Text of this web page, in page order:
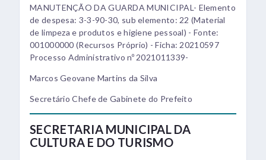
MANUTENÇÃO DA GUARDA MUNICIPAL- Elemento
de despesa: 3-3-90-30, sub elemento: 22 (Material
de limpeza e produtos e higiene pessoal) - Fonte:
001000000 (Recursos Próprio) - Ficha: 20210597
Processo Administrativo nº 2021011339-
Marcos Geovane Martins da Silva
Secretário Chefe de Gabinete do Prefeito
SECRETARIA MUNICIPAL DA
CULTURA E DO TURISMO